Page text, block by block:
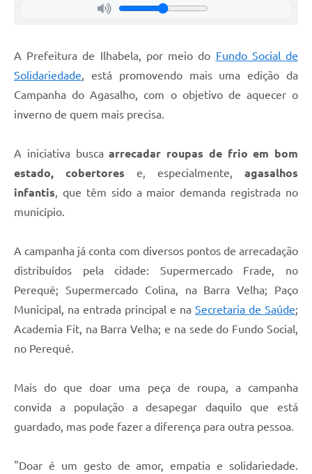
A Prefeitura de Ilhabela, por meio do Fundo Social de
Solidariedade, está promovendo mais uma edição da
Campanha do Agasalho, com o objetivo de aquecer o
inverno de quem mais precisa.
A iniciativa buscaarrecadar roupas de frio em bom
estado,
cobertores e, especialmente, agasalhos
infantis, que têm sido a maior demanda registrada no
município.
A campanha já conta com diversos pontos de arrecadação
distribuídos pela cidade: Supermercado Frade, no
Perequê; Supermercado Colina, na Barra Velha; Paço
Municipal, na entrada principal e na Secretaria de Saúde;
Academia Fit, na Barra Velha; e na sede do Fundo Social,
no Perequê.
Mais do que doar uma peça de roupa, a campanha
convida a população a desapegar daquilo que está
guardado, mas pode fazer a diferença para outra pessoa.
"Doar é um gesto de amor, empatia e solidariedade.